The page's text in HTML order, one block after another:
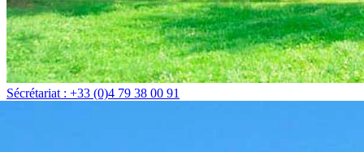
Sécrétariat : +33 (0)4 79 38 00 91